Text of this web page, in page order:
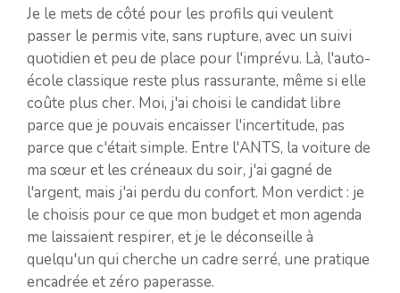
Je le mets de côté pour les profils qui veulent
passer le permis vite, sans rupture, avec un suivi
quotidien et peu de place pour l'imprévu. Là, l'auto-
école classique reste plus rassurante, même si elle
coûte plus cher. Moi, j'ai choisi le candidat libre
parce que je pouvais encaisser l'incertitude, pas
parce que c'était simple. Entre l'ANTS, la voiture de
ma sœur et les créneaux du soir, j'ai gagné de
l'argent, mais j'ai perdu du confort. Mon verdict : je
le choisis pour ce que mon budget et mon agenda
me laissaient respirer, et je le déconseille à
quelqu'un qui cherche un cadre serré, une pratique
encadrée et zéro paperasse.